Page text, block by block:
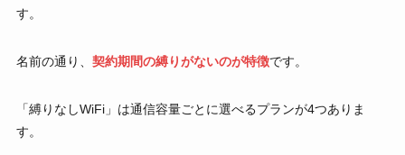
す。
名前の通り、 契約期間の縛りがないのが特徴です。
「縛りなしWiFi」は通信容量ごとに選べるプランが4つありま
す。